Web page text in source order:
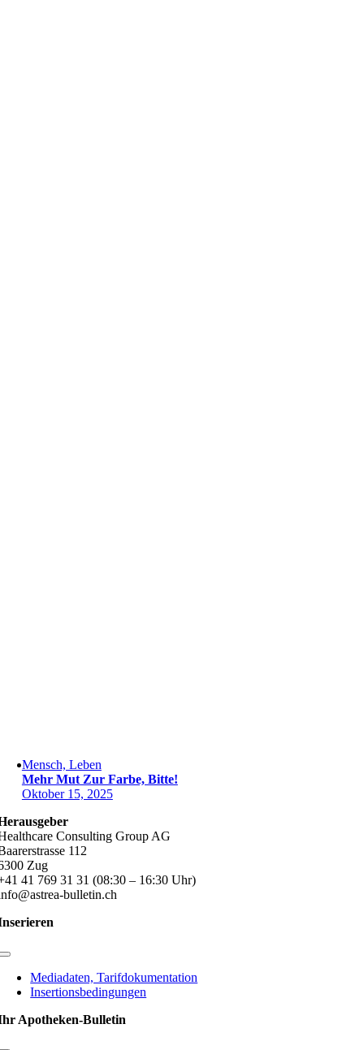
Mensch, Leben
Mehr Mut Zur Farbe, Bitte!
Oktober 15, 2025
Consulting Group AG
112
Zug
41 769 31 31 (08:30 – 16:30 Uhr)
bulletin.ch
Toggle
NavigationMediadaten, Tarifdokumentation
Insertionsbedingungen
Apotheken-Bulletin